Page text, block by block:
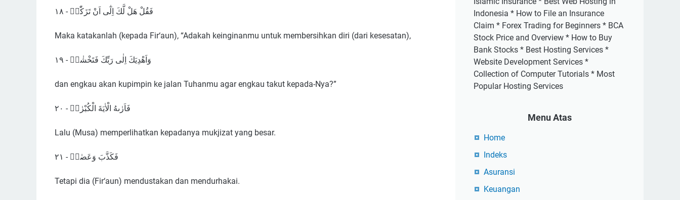
فَقُلْ هَلْ لَّكَ اِلٰٓى اَنْ تَزَكّٰىۙ - ١٨
Maka katakanlah (kepada Fir‘aun), “Adakah keinginanmu untuk membersihkan diri (dari kesesatan),
وَاَهْدِيَكَ اِلٰى رَبِّكَ فَتَخْشٰىۚ - ١٩
dan engkau akan kupimpin ke jalan Tuhanmu agar engkau takut kepada-Nya?”
فَاَرٰىهُ الْاٰيَةَ الْكُبْرٰىۖ - ٢٠
Lalu (Musa) memperlihatkan kepadanya mukjizat yang besar.
فَكَذَّبَ وَعَصٰىۖ - ٢١
Tetapi dia (Fir‘aun) mendustakan dan mendurhakai.
Indonesia * How to File an Insurance
Claim * Forex Trading for Beginners * BCA
Stock Price and Overview * How to Buy
Bank Stocks * Best Hosting Services *
Website Development Services *
Collection of Computer Tutorials * Most
Popular Hosting Services
Menu Atas
Home
Indeks
Asuransi
Keuangan